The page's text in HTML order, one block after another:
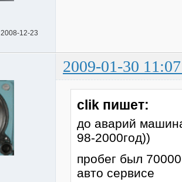
2008-12-23
2009-01-30
clik пишет:
до аварий
98-2000год))
пробег был
авто сервисе